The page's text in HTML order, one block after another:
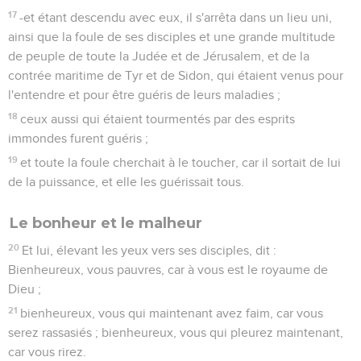
17 -et étant descendu avec eux, il s'arrêta dans un lieu uni,
ainsi que la foule de ses disciples et une grande multitude
de peuple de toute la Judée et de Jérusalem, et de la
contrée maritime de Tyr et de Sidon, qui étaient venus pour
l'entendre et pour être guéris de leurs maladies ;
18 ceux aussi qui étaient tourmentés par des esprits
immondes furent guéris ;
19 et toute la foule cherchait à le toucher, car il sortait de lui
de la puissance, et elle les guérissait tous.
Le bonheur et le malheur
20 Et lui, élevant les yeux vers ses disciples, dit :
Bienheureux, vous pauvres, car à vous est le royaume de
Dieu ;
21 bienheureux, vous qui maintenant avez faim, car vous
serez rassasiés ; bienheureux, vous qui pleurez maintenant,
car vous rirez.